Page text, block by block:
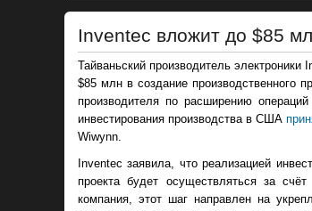
Inventec вложит до $85
Тайваньский производитель
$85 млн в создание производственного
производителя по расширению
инвестирования производства в США
Wiwynn.
Inventec заявила, что реализацией
проекта будет осуществляться за
компания, этот шаг направлен на